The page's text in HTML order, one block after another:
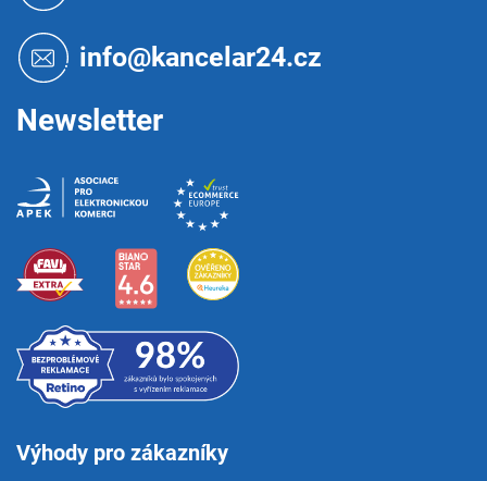
info@kancelar24.cz
Newsletter
Výhody pro zákazníky